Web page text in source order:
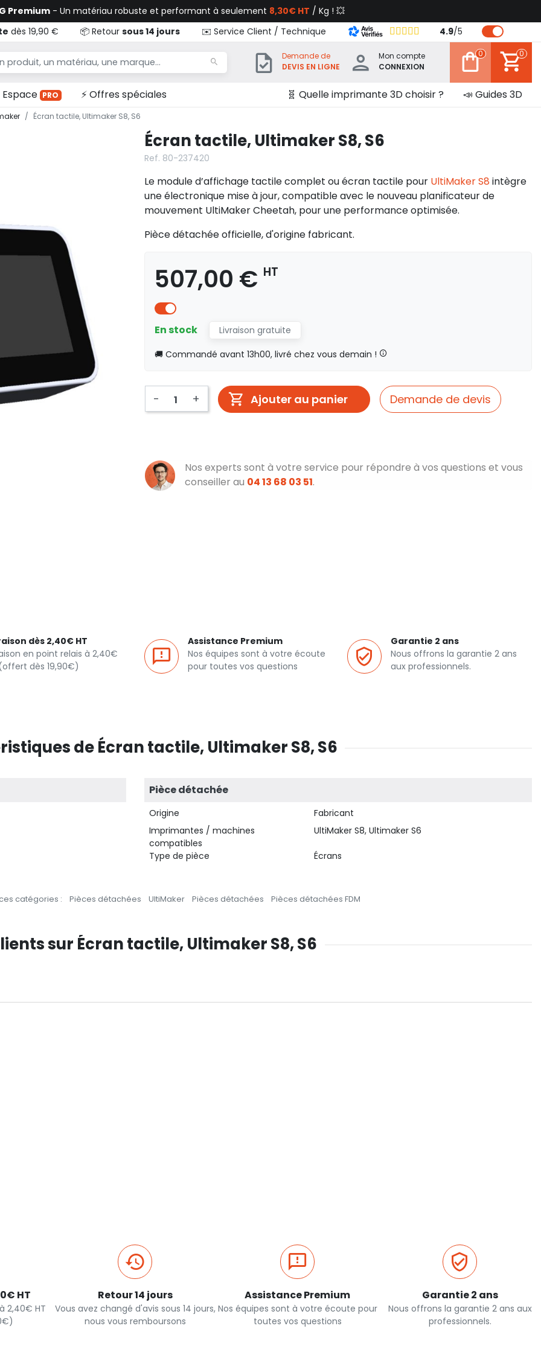
Premium - Un matériau robuste et performant à seulement 8,30€ HT / Kg ! 💥
dès 19,90 € 📦 Retour sous 14 jours ✉️ Service Client / Technique 4.9/5
Demande de
DEVIS EN LIGNE
Mon compte
CONNEXION
0 0
Espace PRO ⚡ Offres spéciales 🧬 Quelle imprimante 3D choisir ? 📣 Guides 3D
Écran tactile, Ultimaker S8, S6
Écran tactile, Ultimaker S8, S6
Ref. 80-237420
Le module d’affichage tactile complet ou écran tactile pour UltiMaker S8 intègre
une électronique mise à jour, compatible avec le nouveau planificateur de
mouvement UltiMaker Cheetah, pour une performance optimisée.
Pièce détachée officielle, d'origine fabricant.
507,00 € HT
En stock
Livraison gratuite
🚚 Commandé avant 13h00, livré chez vous demain !
- + Ajouter au panier Demande de devis
Nos experts sont à votre service pour répondre à vos questions et vous
conseiller au 04 13 68 03 51.
dès 2,40€ HT
en point relais à 2,40€
dès 19,90€)
Assistance Premium
Nos équipes sont à votre écoute
pour toutes vos questions
Garantie 2 ans
Nous offrons la garantie 2 ans
aux professionnels.
de Écran tactile, Ultimaker S8, S6
Pièce détachée
Origine
Fabricant
Imprimantes / machines
compatibles
UltiMaker S8, Ultimaker S6
Type de pièce Écrans
catégories : Pièces détachées UltiMaker Pièces détachées Pièces détachées FDM
sur Écran tactile, Ultimaker S8, S6
HT
2,40€ HT
Retour 14 jours
Vous avez changé d'avis sous 14 jours,
nous vous remboursons
Assistance Premium
Nos équipes sont à votre écoute pour
toutes vos questions
Garantie 2 ans
Nous offrons la garantie 2 ans aux
professionnels.